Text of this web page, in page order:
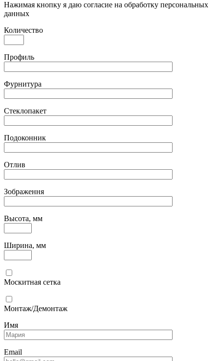
Нажимая кнопку я даю согласие на обработку персональных
данных
Количество
Профиль
Фурнитура
Стеклопакет
Подоконник
Отлив
Зображення
Высота, мм
Ширина, мм
Москитная сетка
Монтаж/Демонтаж
Имя
Email